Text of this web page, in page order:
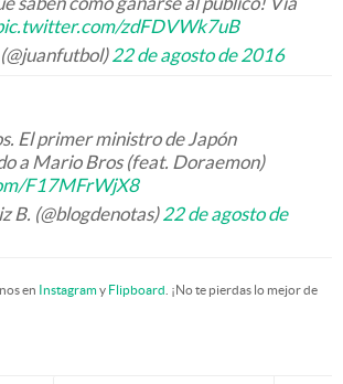
zdFDVWk7uB
22 de agosto de 2016
El primer ministro de Japón
a Mario Bros (feat. Doraemon)
F17MFrWjX8
B. (@blogdenotas)22 de agosto de
en Instagramy Flipboard . ¡No te pierdas lo mejor de